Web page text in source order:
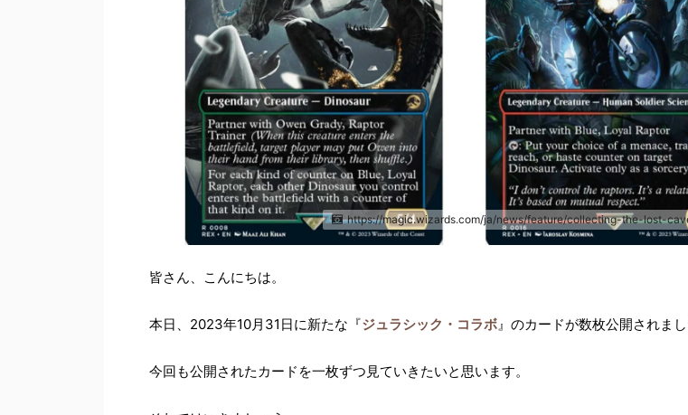
https://magic.wizards.com/ja/news/feature/collecting-the-lost-
皆さん、こんにちは。
本日、2023年10月31日に新たな『ジュラシック・コラボ』のカードが数枚公開されまし
今回も公開されたカードを一枚ずつ見ていきたいと思います。